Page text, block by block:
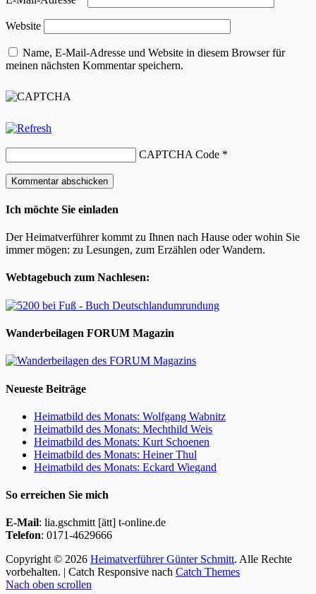
Website
Name, E-Mail-Adresse und Website in diesem Browser für
meinen nächsten Kommentar speichern.
CAPTCHA Code *
Ich möchte Sie einladen
Der Heimatverführer kommt zu Ihnen nach Hause oder wohin Sie
immer mögen: zu Lesungen, zum Erzählen oder Wandern.
Webtagebuch zum Nachlesen:
Wanderbeilagen FORUM Magazin
Neueste Beiträge
Heimatbild des Monats: Wolfgang Wabnitz
Heimatbild des Monats: Mechthild Weis
Heimatbild des Monats: Kurt Schoenen
Heimatbild des Monats: Heiner Thul
Heimatbild des Monats: Eckard Wiegand
So erreichen Sie mich
E-Mail: lia.gschmitt [ätt] t-online.de
Telefon: 0171-4629666
Copyright © 2026 Heimatverführer Günter Schmitt. Alle Rechte
vorbehalten. | Catch Responsive nach Catch Themes
Nach oben scrollen